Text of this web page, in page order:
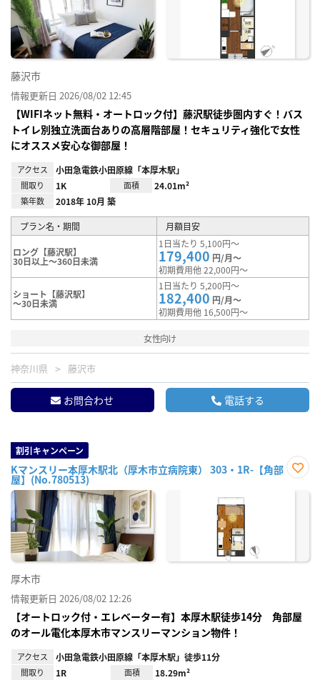
藤沢市
情報更新日 2026/08/02 12:45
【WIFIネット無料・オートロック付】藤沢駅徒歩圏内すぐ！バス
トイレ別独立洗面台ありの高層階部屋！セキュリティ強化で女性
にオススメ安心な御部屋！
アクセス 小田急電鉄小田原線「本厚木駅」
間取り 1K 面積 24.01m²
築年数 2018年 10月 築
プラン名・期間 月額目安
ロング【藤沢駅】
30日以上～360日未満
1日当たり 5,100円～
179,400 円/月～
初期費用他 22,000円～
ショート【藤沢駅】
～30日未満
1日当たり 5,200円～
182,400 円/月～
初期費用他 16,500円～
女性向け
神奈川県 藤沢市
お問合わせ 電話する
割引キャンペーン
Kマンスリー本厚木駅北（厚木市立病院東） 303・1R-【角部
屋】(No.780513)
に入
厚木市
情報更新日 2026/08/02 12:26
【オートロック付・エレベーター有】本厚木駅徒歩14分 角部屋
のオール電化本厚木市マンスリーマンション物件！
アクセス 小田急電鉄小田原線「本厚木駅」徒歩11分
間取り 1R 面積 18.29m²